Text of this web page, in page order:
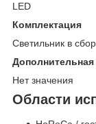
LED
Комплектация
Светильник в
Нет значения
Области